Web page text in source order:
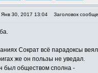
30, 2017 13:04 Заголовок
Сократ всё парадоксы
же он пользы не уведал.
был обществом сполна -